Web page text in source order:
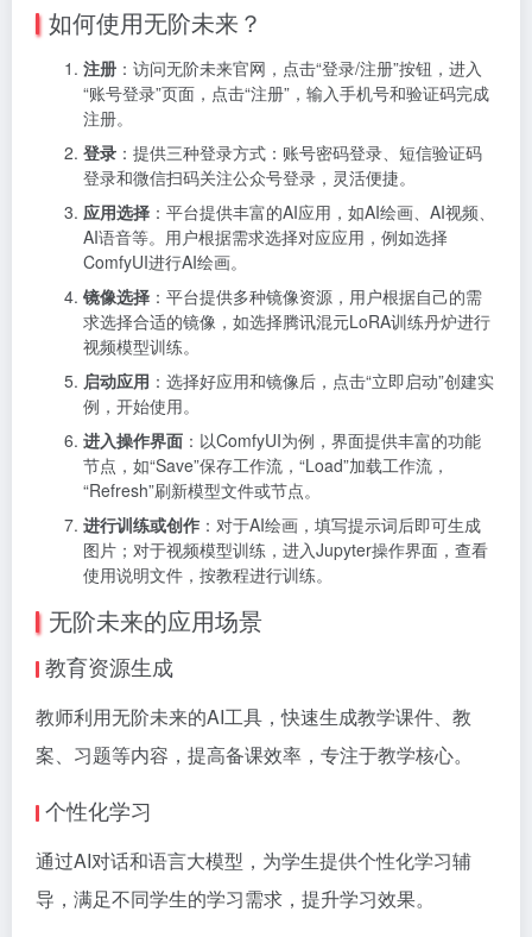
如何使用无阶未来？
注册 ：访问无阶未来官网，点击“登录/注册”按钮，进入
“账号登录”页面，点击“注册”，输入手机号和验证码完成
注册。
登录 ：提供三种登录方式：账号密码登录、短信验证码
登录和微信扫码关注公众号登录，灵活便捷。
应用选择 ：平台提供丰富的AI应用，如AI绘画、AI视频、
AI语音等。用户根据需求选择对应应用，例如选择
ComfyUI进行AI绘画。
镜像选择 ：平台提供多种镜像资源，用户根据自己的需
求选择合适的镜像，如选择腾讯混元LoRA训练丹炉进行
视频模型训练。
启动应用 ：选择好应用和镜像后，点击“立即启动”创建实
例，开始使用。
进入操作界面 ：以ComfyUI为例，界面提供丰富的功能
节点，如“Save”保存工作流，“Load”加载工作流，
“Refresh”刷新模型文件或节点。
进行训练或创作 ：对于AI绘画，填写提示词后即可生成
图片；对于视频模型训练，进入Jupyter操作界面，查看
使用说明文件，按教程进行训练。
无阶未来的应用场景
教育资源生成
教师利用无阶未来的AI工具，快速生成教学课件、教
案、习题等内容，提高备课效率，专注于教学核心。
个性化学习
通过AI对话和语言大模型，为学生提供个性化学习辅
导，满足不同学生的学习需求，提升学习效果。